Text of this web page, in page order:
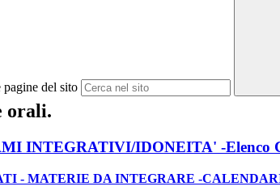
del sito
orali.
INTEGRATIVI/IDONEITA' -Elenco
- MATERIE DA INTEGRARE -